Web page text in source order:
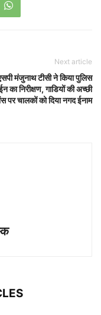
Next article
मंजुनाथ टीसी ने किया पुलिस
का निरीक्षण, गाडियों की अच्छी
पर चालकों को दिया नगद ईनाम